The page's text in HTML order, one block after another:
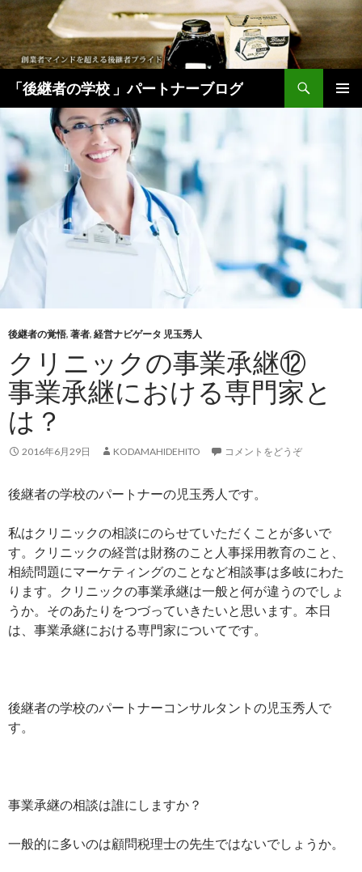
「後継者の学校 」パートナーブログ
検
ン
テ
ツ
へ
移
後継者の覚悟, 著者, 経営ナビゲータ 児玉秀人
クリニックの事業承継⑫
事業承継における専門家と
は？
2016年6月29日 KODAMAHIDEHITO コメントをどうぞ
後継者の学校のパートナーの児玉秀人です。
私はクリニックの相談にのらせていただくことが多いで
す。クリニックの経営は財務のこと人事採用教育のこと、
相続問題にマーケティングのことなど相談事は多岐にわた
ります。クリニックの事業承継は一般と何が違うのでしょ
うか。そのあたりをつづっていきたいと思います。本日
は、事業承継における専門家についてです。
後継者の学校のパートナーコンサルタントの児玉秀人で
す。
事業承継の相談は誰にしますか？
一般的に多いのは顧問税理士の先生ではないでしょうか。